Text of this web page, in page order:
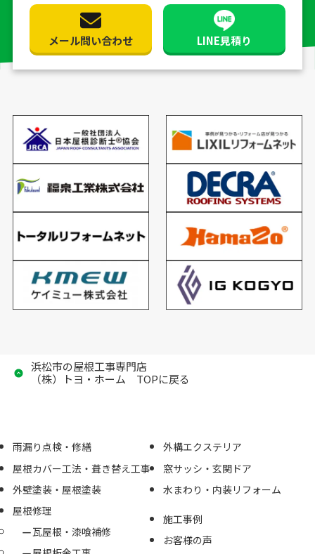
メール問い合わせ LINE見積り
浜松市の屋根工事専門店
（株）トヨ・ホーム TOPに戻る
雨漏り点検・修繕
屋根カバー工法・葺き替え工事
外壁塗装・屋根塗装
屋根修理
瓦屋根・漆喰補修
外構エクステリア
窓サッシ・玄関ドア
水まわり・内装リフォーム
施工事例
お客様の声